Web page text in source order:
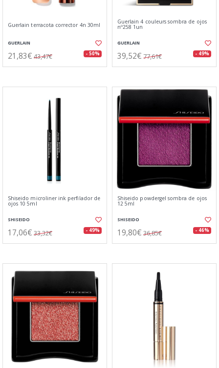
Guerlain terracota corrector 4n 30ml
GUERLAIN
21,83€ 43,47€ - 50%
Guerlain 4 couleurs sombra de ojos
nº258 1un
GUERLAIN
39,52€ 77,61€ - 49%
Shiseido microliner ink perfilador de
ojos 10 5ml
SHISEIDO
17,06€ 33,32€ - 49%
Shiseido powdergel sombra de ojos
12 5ml
SHISEIDO
19,80€ 36,85€ - 46%